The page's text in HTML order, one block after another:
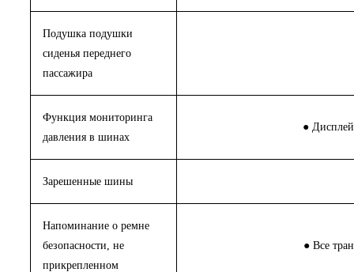
Подушка подушки
сиденья переднего
пассажира
Функция мониторинга
давления в шинах
●
Зарешенные шины
Напоминание о ремне
безопасности, не
прикрепленном
● Все